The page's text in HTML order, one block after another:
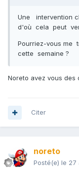
Une intervention
d'où cela peut
Pourriez-vous
cette semaine ?
Noreto avez vous des
Citer
noreto
Posté(e) le 27